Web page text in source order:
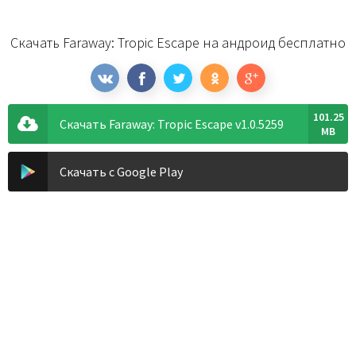
Скачать Faraway: Tropic Escape на андроид бесплатно
Скачать Faraway: Tropic Escape v1.0.5259
101.25
MB
Скачать с Google Play